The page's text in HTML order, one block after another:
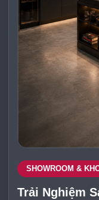
SHOWROOM &
Trải Nghiệm